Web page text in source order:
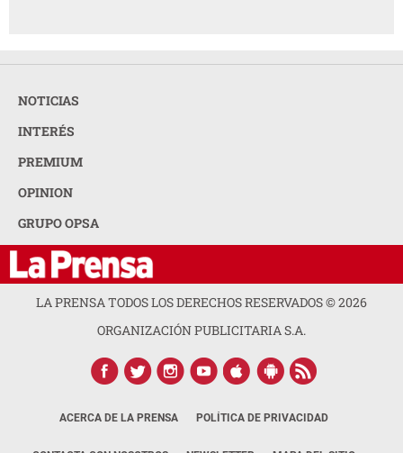
NOTICIAS
INTERÉS
PREMIUM
OPINION
GRUPO OPSA
LA PRENSA TODOS LOS DERECHOS RESERVADOS ©2026
ORGANIZACIÓN PUBLICITARIA S.A.
ACERCA DE LA PRENSA POLÍTICA DE PRIVACIDAD